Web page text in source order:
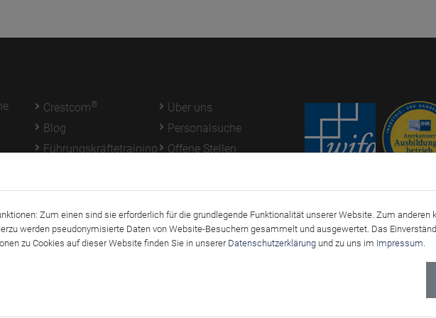
Crestcom®
Über uns
Blog
Personalsuche
Führungskräftetraining
Offene Stellen
Login
Zum einen sind sie erforderlich für die grundlegende Funktionalität unserer Website. Zum anderen
werden pseudonymisierte Daten von Website-Besuchern gesammelt und ausgewertet. Das
zu Cookies auf dieser Website finden Sie in unserer Datenschutzerklärung und zu uns im Impressum